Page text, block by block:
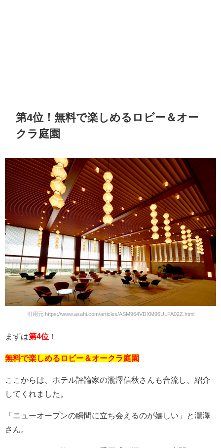
第4位！無料で楽しめるロビー＆オー
クラ庭園
引用元:https://www.asahi.com/articles/ASM964VDXM96ULFA02Z.html
まずは第4位 ！
無料で楽しめるロビー＆オークラ庭園
ここからは、ホテル評論家の瀧澤信秋さんも合流し、紹介
してくれました。
「ニューオープンの瞬間に立ち会えるのが嬉しい」と瀧澤
さん。